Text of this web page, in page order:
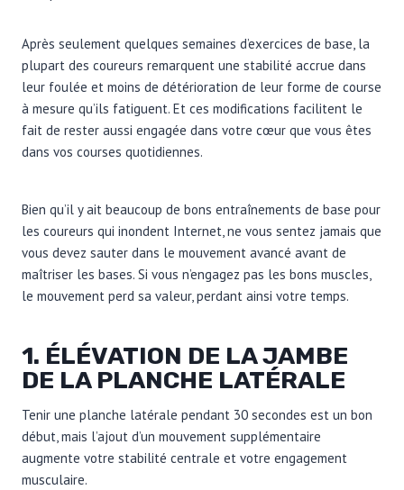
Après seulement quelques semaines d’exercices de base, la
plupart des coureurs remarquent une stabilité accrue dans
leur foulée et moins de détérioration de leur forme de course
à mesure qu’ils fatiguent. Et ces modifications facilitent le
fait de rester aussi engagée dans votre cœur que vous êtes
dans vos courses quotidiennes.
Bien qu’il y ait beaucoup de bons entraînements de base pour
les coureurs qui inondent Internet, ne vous sentez jamais que
vous devez sauter dans le mouvement avancé avant de
maîtriser les bases. Si vous n’engagez pas les bons muscles,
le mouvement perd sa valeur, perdant ainsi votre temps.
1. ÉLÉVATION DE LA JAMBE
DE LA PLANCHE LATÉRALE
Tenir une planche latérale pendant 30 secondes est un bon
début, mais l’ajout d’un mouvement supplémentaire
augmente votre stabilité centrale et votre engagement
musculaire.